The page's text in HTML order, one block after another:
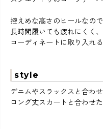
控えめな高さのヒールなので
長時間履いても疲れにくく
コーディネートに取り入れ
style
デニムやスラックスと合わ
ロング丈スカートと合わせ